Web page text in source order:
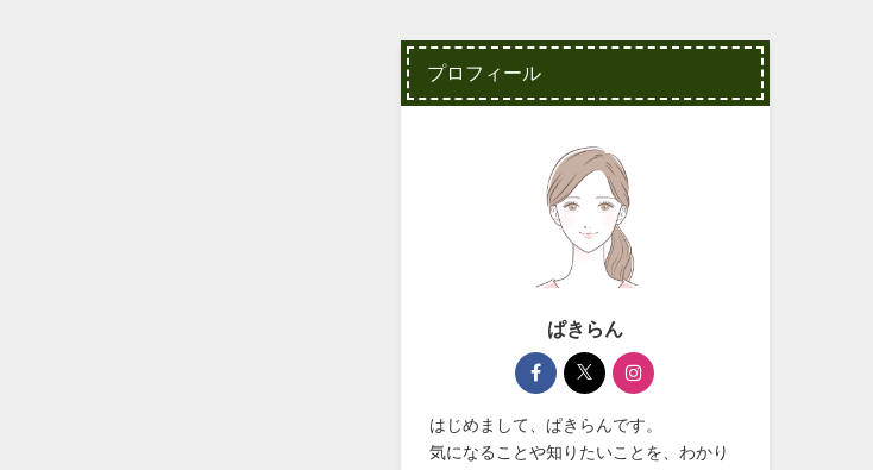
プロフィール
ぱきらん
はじめまして、ぱきらんです。
気になることや知りたいことを、わかり